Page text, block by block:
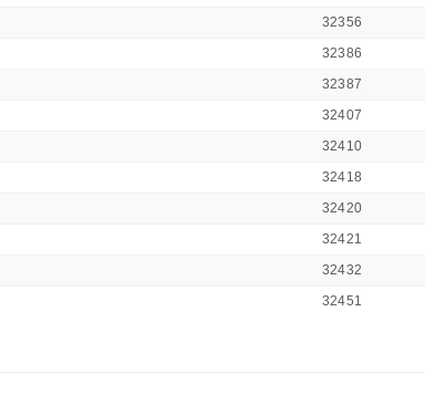
32356
32386
32387
32407
32410
32418
32420
32421
32432
32451